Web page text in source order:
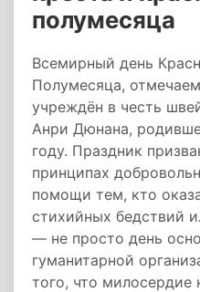
полумесяца
Всемирный день
Полумесяца,
учреждён в честь
Анри Дюнана,
году. Праздник
принципах
помощи тем, кто
стихийных бедствий
— не просто день
гуманитарной
того, что милосердие